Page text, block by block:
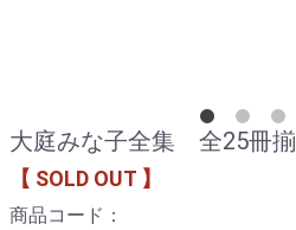
大庭みな子全集 全25冊揃
【 SOLD OUT 】
商品コード：